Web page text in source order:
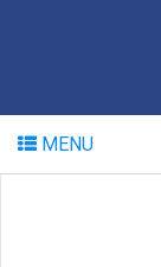
MENU